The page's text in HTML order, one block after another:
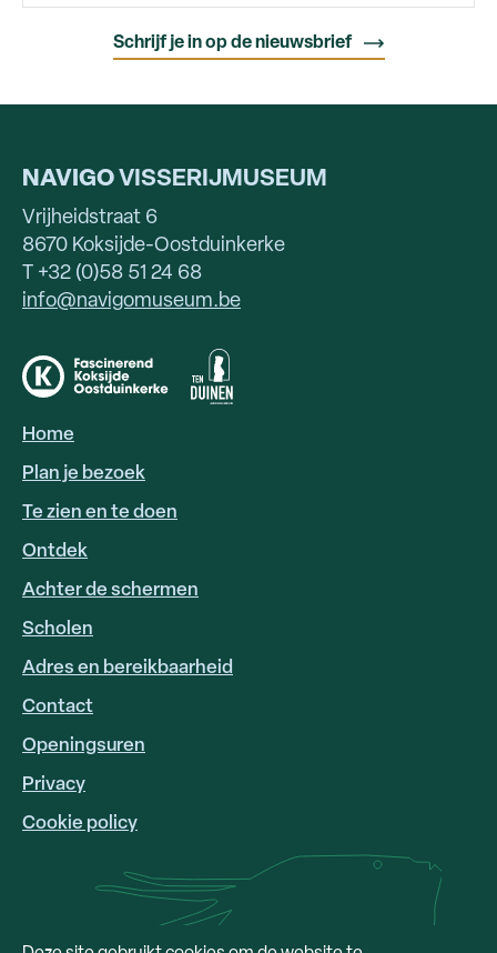
NAVIGO VISSERIJMUSEUM
Vrijheidstraat 6
8670 Koksijde-Oostduinkerke
T +32 (0)58 51 24 68
info@navigomuseum.be
HOOFDNAVIGATIE
Home
Plan je bezoek
Te zien en te doen
Ontdek
Achter de schermen
Scholen
FOOTER
LINKS
Adres en bereikbaarheid
Contact
Openingsuren
Privacy
Cookie policy